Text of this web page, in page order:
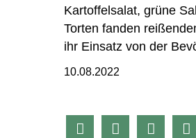
Kartoffelsalat, grüne
Torten fanden
ihr Einsatz von der
10.08.2022
   